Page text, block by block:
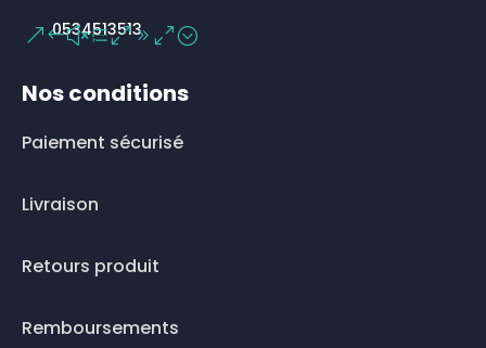
0534513513
Nos conditions
Paiement sécurisé
Livraison
Retours produit
Remboursements